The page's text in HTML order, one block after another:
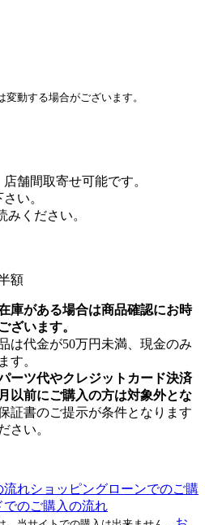
動する場合がございます。
舗間取寄せ可能です。
い。
みください。
額
庫がある場合は商品確認にお時
ざいます。
は代金が50万円未満、現金のみ
す。
ーツ代やクレジットカード決済
以前にご購入の方は対象外とな
証書のご提示が条件となります
さい。
流れショッピングローンでのご購
でのご購入の流れ